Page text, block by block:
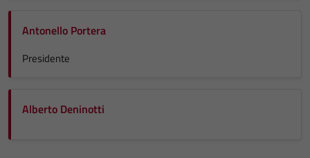
Antonello Portera
Presidente
Alberto Deninotti